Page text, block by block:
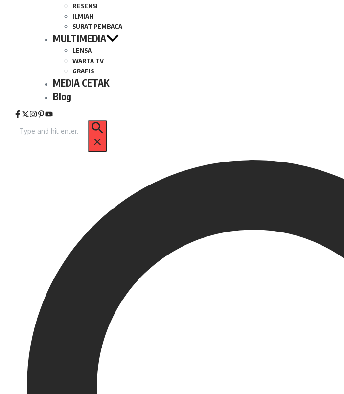
RESENSI
ILMIAH
SURAT PEMBACA
MULTIMEDIA
LENSA
WARTA TV
GRAFIS
MEDIA CETAK
Blog
untuk: